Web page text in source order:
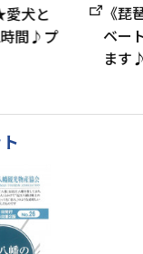
愛犬と
間♪プ
《
ベー
ます